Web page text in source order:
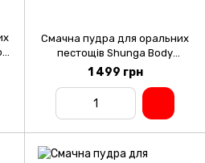
Смачна пудра для оральних
пестощів Shunga Body
Powder Raspberry feeling, 75
г, аромат малини
1 499 грн